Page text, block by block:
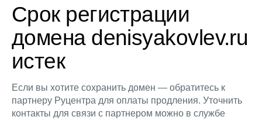
Срок регистрации
домена denisyakovlev.ru
истек
Если вы хотите сохранить домен — обратитесь к
партнеру Руцентра для оплаты продления. Уточнить
контакты для связи с партнером можно в службе